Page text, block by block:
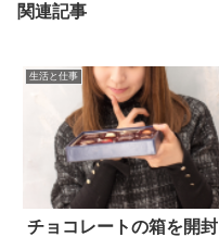
関連記事
生活と仕事
チョコレートの箱を開封